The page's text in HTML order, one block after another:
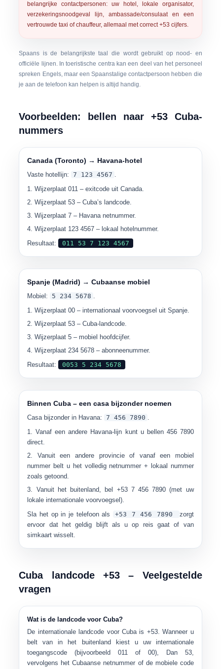
belangrijke contactpersonen: uw hotel, lokale organisator,
verzekeringsnoodgeval lijn, ambassade/consulaat en een
vertrouwde taxi of chauffeur, allemaal met correct+53 cijfers.
Spaans is de belangrijkste taal die wordt gebruikt op nood- en
officiële lijnen. In toeristische centra kan een deel van het personeel
spreken Engels, maar een Spaanstalige contactpersoon hebben die
je aan de telefoon kan helpen is altijd handig.
Voorbeelden: bellen naar +53 Cuba-
nummers
Canada (Toronto) → Havana-hotel
Vaste hotellijn: 7 123 4567 .
Wijzerplaat011 – exitcode uit Canada.
Wijzerplaat53 – Cuba’s landcode.
Wijzerplaat7 – Havana netnummer.
Wijzerplaat 123 4567 – lokaal hotelnummer.
Resultaat:
011 53 7 123 4567
Spanje (Madrid) → Cubaanse mobiel
Mobiel: 5 234 5678 .
Wijzerplaat00 – internationaal voorvoegsel uit Spanje.
Wijzerplaat53 – Cuba-landcode.
Wijzerplaat5 – mobiel hoofdcijfer.
Wijzerplaat234 5678 – abonneenummer.
Resultaat:
0053 5 234 5678
Binnen Cuba – een casa bijzonder noemen
Casa bijzonder in Havana: 7 456 7890 .
Vanaf een andere Havana-lijn kunt u bellen 456 7890
direct.
Vanuit een andere provincie of vanaf een mobiel
nummer belt u het volledig netnummer + lokaal nummer
zoals getoond.
Vanuit het buitenland, bel +53 7 456 7890 (met uw
lokale internationale voorvoegsel).
Sla het op in je telefoon als
+53 7 456 7890
zorgt
ervoor dat het geldig blijft als u op reis gaat of van
simkaart wisselt.
Cuba landcode +53 – Veelgestelde
vragen
Wat is de landcode voor Cuba?
De internationale landcode voor Cubais +53. Wanneer u
belt van in het buitenland kiest u uw internationale
toegangscode (bijvoorbeeld011 of 00), Dan 53,
vervolgens het Cubaanse netnummer of de mobiele code